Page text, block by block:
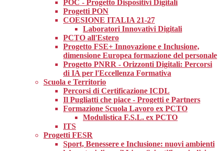
POC - Progetto Dispositivi Digitali
Progetti PON
COESIONE ITALIA 21-27
Laboratori Innovativi Digitali
PCTO all'Estero
Progetto FSE+ Innovazione e Inclusione,
dimensione Europea formazione del personale
Progetto PNRR - Orizzonti Digitali: Percorsi
di IA per l'Eccellenza Formativa
Scuola e Territorio
Percorsi di Certificazione ICDL
Il Pugliatti che piace - Progetti e Partners
Formazione Scuola Lavoro ex PCTO
Modulistica F.S.L. ex PCTO
ITS
Progetti FESR
Sport, Benessere e Inclusione: nuovi ambienti